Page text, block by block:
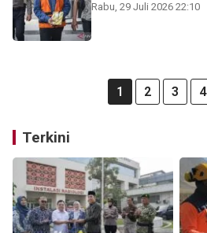
Rabu, 29 Juli 2026 22:10
1 2 3 4
Terkini